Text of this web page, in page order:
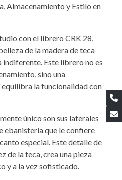
Almacenamiento y Estilo en
con el librero CRK 28,
de la madera de teca
indiferente. Este librero no es
sino una
la funcionalidad con
único son sus laterales
ebanistería que le confiere
especial. Este detalle de
de la teca, crea una pieza
y a la vez sofisticado.